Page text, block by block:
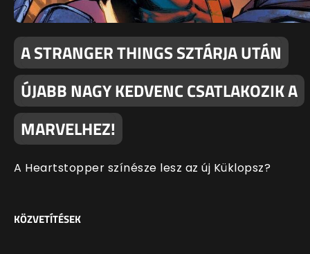
A STRANGER THINGS SZTÁRJA UTÁN
ÚJABB NAGY KEDVENC CSATLAKOZIK A
MARVELHEZ!
A Heartstopper színésze lesz az új Küklopsz?
KÖZVETÍTÉSEK